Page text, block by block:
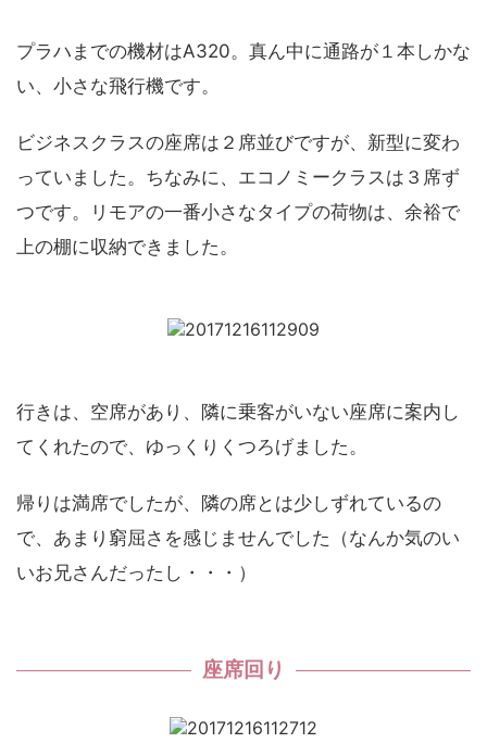
プラハまでの機材はA320。真ん中に通路が１本しかな
い、小さな飛行機です。
ビジネスクラスの座席は２席並びですが、新型に変わ
っていました。ちなみに、エコノミークラスは３席ず
つです。リモアの一番小さなタイプの荷物は、余裕で
上の棚に収納できました。
行きは、空席があり、隣に乗客がいない座席に案内し
てくれたので、ゆっくりくつろげました。
帰りは満席でしたが、隣の席とは少しずれているの
で、あまり窮屈さを感じませんでした（なんか気のい
いお兄さんだったし・・・）
座席回り